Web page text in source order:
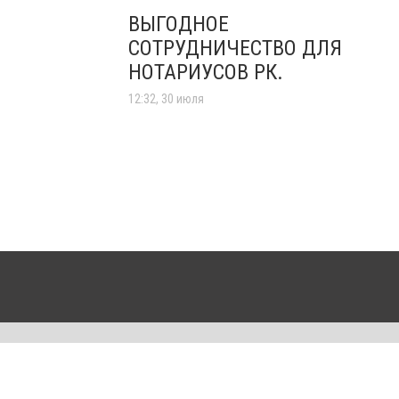
ВЫГОДНОЕ
СОТРУДНИЧЕСТВО ДЛЯ
НОТАРИУСОВ РК.
12:32, 30 июля